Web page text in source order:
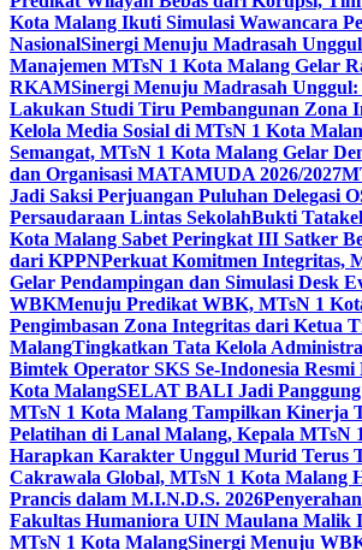
Kota Malang Ikuti Simulasi Wawancara
NasionalSinergi Menuju Madrasah
Manajemen MTsN 1 Kota Malang Gelar
RKAMSinergi Menuju Madrasah
Lakukan Studi Tiru Pembangunan Zona
Kelola Media Sosial di MTsN 1 Kota
Semangat, MTsN 1 Kota Malang Gelar
dan Organisasi MATAMUDA 2026/2027
Jadi Saksi Perjuangan Puluhan Delegasi
Persaudaraan Lintas SekolahBukti
Kota Malang Sabet Peringkat III Satker
dari KPPNPerkuat Komitmen Integritas,
Gelar Pendampingan dan Simulasi Desk
WBKMenuju Predikat WBK, MTsN 1
Pengimbasan Zona Integritas dari Ketua
MalangTingkatkan Tata Kelola
Bimtek Operator SKS Se-Indonesia
Kota MalangSELAT BALI Jadi
MTsN 1 Kota Malang Tampilkan Kinerja
Pelatihan di Lanal Malang, Kepala MTsN
Harapkan Karakter Unggul Murid Terus
Cakrawala Global, MTsN 1 Kota Malang
Prancis dalam M.I.N.D.S. 2026
Fakultas Humaniora UIN Maulana Malik
MTsN 1 Kota MalangSinergi Menuju